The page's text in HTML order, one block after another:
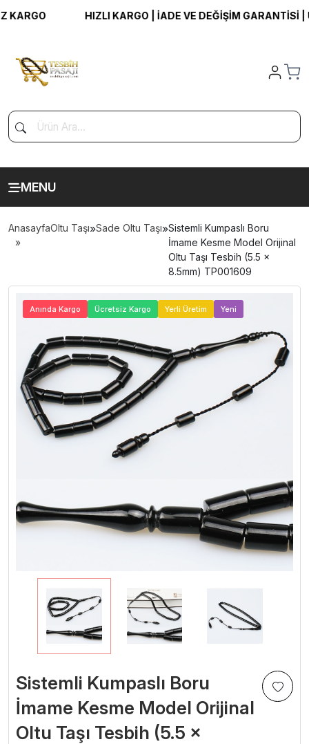
HIZLI KARGO | İADE VE DEĞİŞİM GARANTİSİ |
MENU
AnasayfaOltu Taşı»Sade Oltu Taşı»Sistemli Kumpaslı Boru
İmame Kesme Model Orijinal
Oltu Taşı Tesbih (5.5 x
8.5mm) TP001609
Anında Kargo Ücretsiz Kargo Yerli Üretim Yeni
Sistemli Kumpaslı Boru
İmame Kesme Model Orijinal
Oltu Taşı Tesbih (5.5 x